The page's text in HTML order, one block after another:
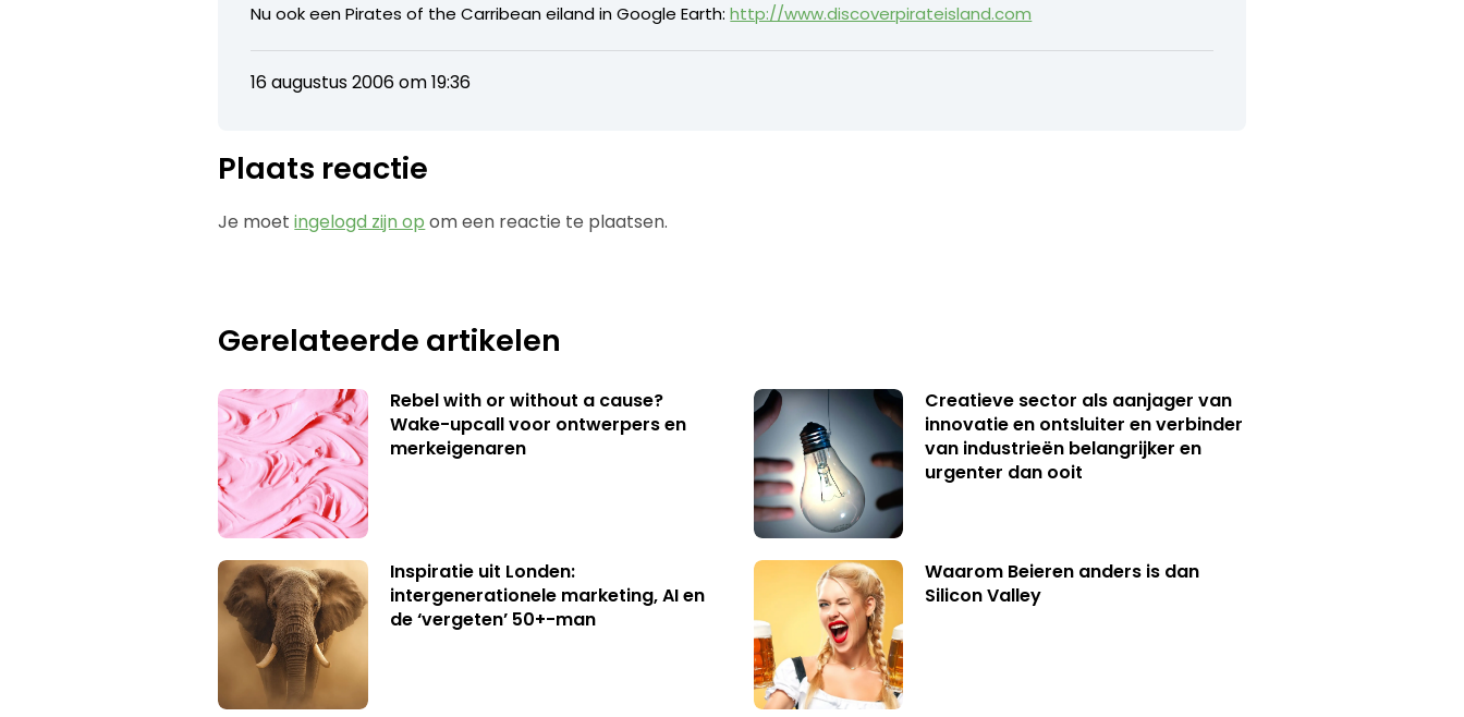
Nu ook een Pirates of the Carribean eiland in Google Earth:http://www.discoverpirateisland.com
16 augustus 2006 om 19:36
Plaats reactie
Je moetingelogd zijn op om een reactie te plaatsen.
Gerelateerde artikelen
Rebel with or without a cause?
Wake-upcall voor ontwerpers en
merkeigenaren
Creatieve sector als aanjager van
innovatie en ontsluiter en verbinder
van industrieën belangrijker en
urgenter dan ooit
Inspiratie uit Londen:
intergenerationele marketing, AI en
de ‘vergeten’ 50+-man
Waarom Beieren anders is dan
Silicon Valley